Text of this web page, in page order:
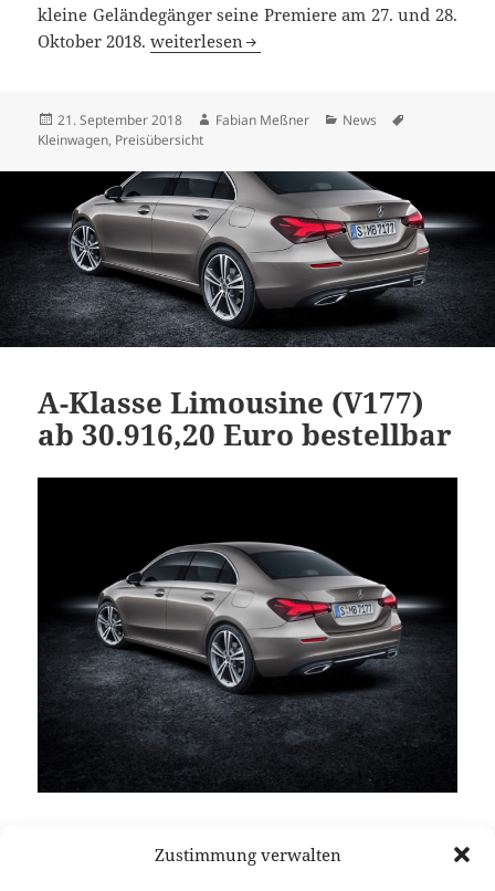
Zustimmung verwalten
kleine Geländegänger seine Premiere am 27. und 28.
Oktober 2018.Neuer Suzuki Jimny startet ab 17.915 Euro
weiterlesen
Veröffentlicht
am
21. September 2018 Autor
Fabian Meßner Kategorien
News
Kleinwagen, Preisübersicht
A-Klasse Limousine (V177)
ab 30.916,20 Euro bestellbar
neuen A-Klasse Limousine gegenüber einem